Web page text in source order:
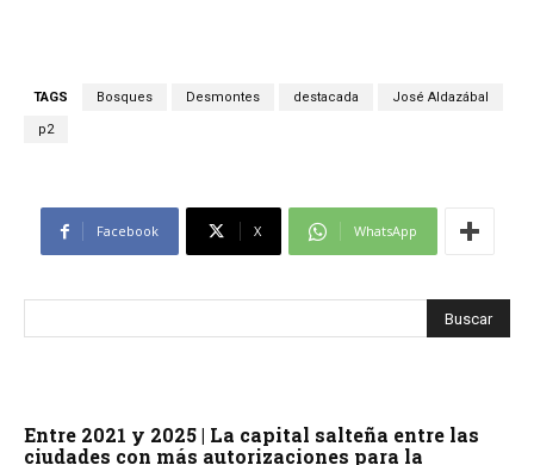
TAGS Bosques Desmontes destacada José Aldazábal
p2
Facebook X WhatsApp
Entre 2021 y 2025 | La capital salteña entre las
ciudades con más autorizaciones para la